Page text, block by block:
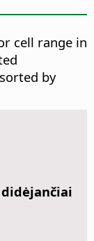
cell range in
by